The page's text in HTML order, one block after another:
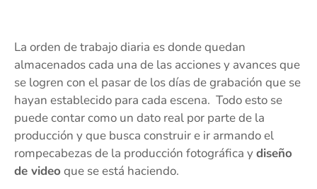
La orden de trabajo diaria es donde quedan
almacenados cada una de las acciones y avances que
se logren con el pasar de los días de grabación que se
hayan establecido para cada escena. Todo esto se
puede contar como un dato real por parte de la
producción y que busca construir e ir armando el
rompecabezas de la producción fotográfica ydiseño
de video que se está haciendo.